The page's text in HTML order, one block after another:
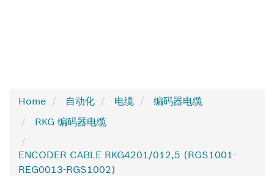
Home 自动化 电缆
编码器电缆
RKG 编码器电缆
ENCODER CABLE RKG4201/012,5 (RGS1001-
REG0013-RGS1002)